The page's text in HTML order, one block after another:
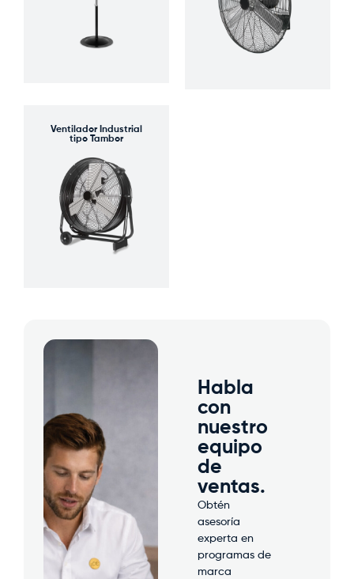
Ventilador Industrial
tipo Tambor
Habla
con
nuestro
equipo
de
ventas.
Obtén
asesoría
experta en
programas de
marca